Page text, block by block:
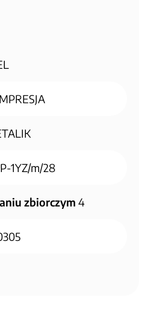
1YZ/m/28
zbiorczym 4